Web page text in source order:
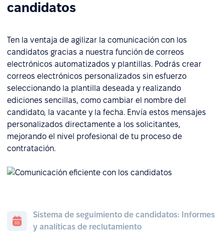
candidatos
Ten la ventaja de agilizar la comunicación con los
candidatos gracias a nuestra función de correos
electrónicos automatizados y plantillas. Podrás crear
correos electrónicos personalizados sin esfuerzo
seleccionando la plantilla deseada y realizando
ediciones sencillas, como cambiar el nombre del
candidato, la vacante y la fecha. Envía estos mensajes
personalizados directamente a los solicitantes,
mejorando el nivel profesional de tu proceso de
contratación.
Sistema de seguimiento de candidatos: Informes
y analíticas de reclutamiento